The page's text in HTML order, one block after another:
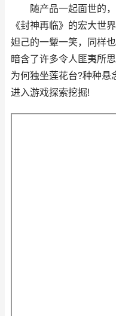
随产品一起面世的，
《封神再临》的宏大世
妲己的一颦一笑，同样
暗含了许多令人匪夷所
为何独坐莲花台?种种悬
进入游戏探索挖掘!